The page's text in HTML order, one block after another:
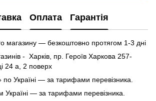
Оплата Гарантія
магазину — безкоштовно протягом 1-3 дні
- Харків, пр. Героїв Харкова 257-
24 а, 2 поверх
Україні — за тарифами перевізника.
Україні — за тарифами перевізника.